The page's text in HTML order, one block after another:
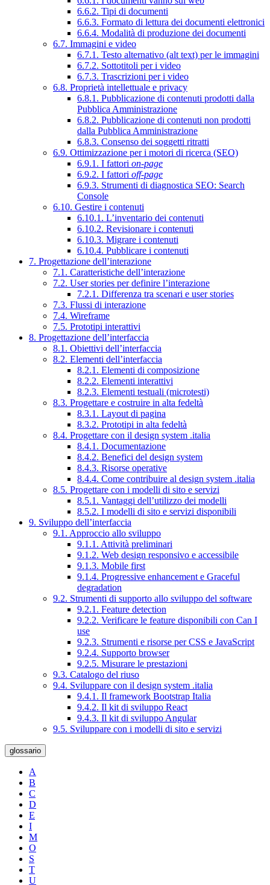
6.6.2. Tipi di documenti
6.6.3. Formato di lettura dei documenti elettronici
6.6.4. Modalità di produzione dei documenti
6.7. Immagini e video
6.7.1. Testo alternativo (alt text) per le immagini
6.7.2. Sottotitoli per i video
6.7.3. Trascrizioni per i video
6.8. Proprietà intellettuale e privacy
6.8.1. Pubblicazione di contenuti prodotti dalla
Pubblica Amministrazione
6.8.2. Pubblicazione di contenuti non prodotti
dalla Pubblica Amministrazione
6.8.3. Consenso dei soggetti ritratti
6.9. Ottimizzazione per i motori di ricerca (SEO)
6.9.1. I fattori on-page
6.9.2. I fattori off-page
6.9.3. Strumenti di diagnostica SEO: Search
Console
6.10. Gestire i contenuti
6.10.1. L’inventario dei contenuti
6.10.2. Revisionare i contenuti
6.10.3. Migrare i contenuti
6.10.4. Pubblicare i contenuti
7. Progettazione dell’interazione
7.1. Caratteristiche dell’interazione
7.2. User stories per definire l’interazione
7.2.1. Differenza tra scenari e user stories
7.3. Flussi di interazione
7.4. Wireframe
7.5. Prototipi interattivi
8. Progettazione dell’interfaccia
8.1. Obiettivi dell’interfaccia
8.2. Elementi dell’interfaccia
8.2.1. Elementi di composizione
8.2.2. Elementi interattivi
8.2.3. Elementi testuali (microtesti)
8.3. Progettare e costruire in alta fedeltà
8.3.1. Layout di pagina
8.3.2. Prototipi in alta fedeltà
8.4. Progettare con il design system .italia
8.4.1. Documentazione
8.4.2. Benefici del design system
8.4.3. Risorse operative
8.4.4. Come contribuire al design system .italia
8.5. Progettare con i modelli di sito e servizi
8.5.1. Vantaggi dell’utilizzo dei modelli
8.5.2. I modelli di sito e servizi disponibili
9. Sviluppo dell’interfaccia
9.1. Approccio allo sviluppo
9.1.1. Attività preliminari
9.1.2. Web design responsivo e accessibile
9.1.3. Mobile first
9.1.4. Progressive enhancement e Graceful
degradation
9.2. Strumenti di supporto allo sviluppo del software
9.2.1. Feature detection
9.2.2. Verificare le feature disponibili con Can I
use
9.2.3. Strumenti e risorse per CSS e JavaScript
9.2.4. Supporto browser
9.2.5. Misurare le prestazioni
9.3. Catalogo del riuso
9.4. Sviluppare con il design system .italia
9.4.1. Il framework Bootstrap Italia
9.4.2. Il kit di sviluppo React
9.4.3. Il kit di sviluppo Angular
9.5. Sviluppare con i modelli di sito e servizi
glossario
A
B
C
D
E
I
M
O
S
T
U